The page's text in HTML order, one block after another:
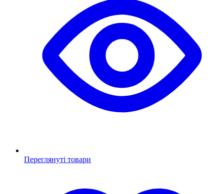
Переглянуті товари